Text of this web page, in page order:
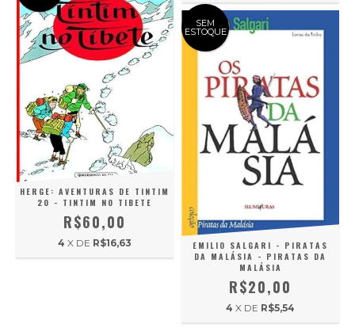
HERGE: AVENTURAS DE TINTIM
20 - TINTIM NO TIBETE
R$60,00
4 X DE R$16,63
SEM
ESTOQUE
EMILIO SALGARI - PIRATAS
DA MALÁSIA - PIRATAS DA
MALÁSIA
R$20,00
4 X DE R$5,54